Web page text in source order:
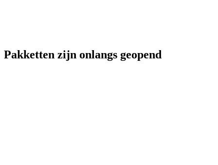
Pakketten zijn onlangs geopend